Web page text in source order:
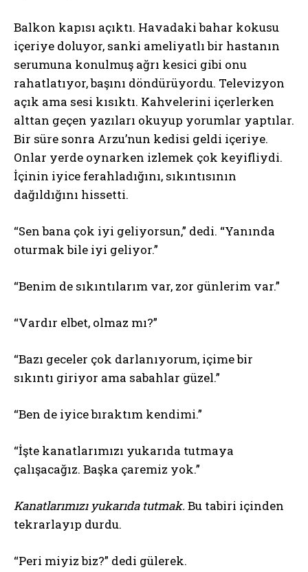
Balkon kapısı açıktı. Havadaki bahar kokusu
içeriye doluyor, sanki ameliyatlı bir hastanın
serumuna konulmuş ağrı kesici gibi onu
rahatlatıyor, başını döndürüyordu. Televizyon
açık ama sesi kısıktı. Kahvelerini içerlerken
alttan geçen yazıları okuyup yorumlar yaptılar.
Bir süre sonra Arzu’nun kedisi geldi içeriye.
Onlar yerde oynarken izlemek çok keyifliydi.
İçinin iyice ferahladığını, sıkıntısının
dağıldığını hissetti.
“Sen bana çok iyi geliyorsun,” dedi. “Yanında
oturmak bile iyi geliyor.”
“Benim de sıkıntılarım var, zor günlerim var.”
“Vardır elbet, olmaz mı?”
“Bazı geceler çok darlanıyorum, içime bir
sıkıntı giriyor ama sabahlar güzel.”
“Ben de iyice bıraktım kendimi.”
“İşte kanatlarımızı yukarıda tutmaya
çalışacağız. Başka çaremiz yok.”
Kanatlarımızı yukarıda tutmak.Bu tabiri içinden
tekrarlayıp durdu.
“Peri miyiz biz?” dedi gülerek.